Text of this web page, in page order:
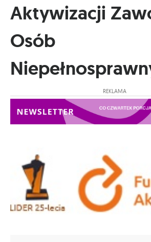
Aktywizacji
Osób
REKLAMA